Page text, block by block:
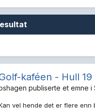
kaféen - Hull 19
publiserte et emne i
vel hende det er flere